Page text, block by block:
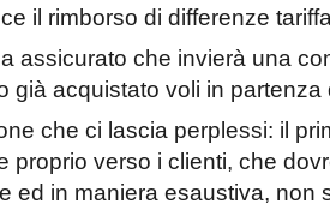
il rimborso di differenze
assicurato che invierà una
già acquistato voli in partenza
che ci lascia perplessi: il
proprio verso i clienti, che
ed in maniera esaustiva, non